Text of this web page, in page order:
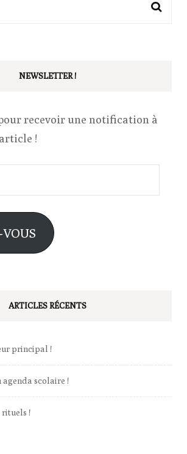
NEWSLETTER !
recevoir une notification à
!
ARTICLES RÉCENTS
principal !
agenda scolaire !
rituels !